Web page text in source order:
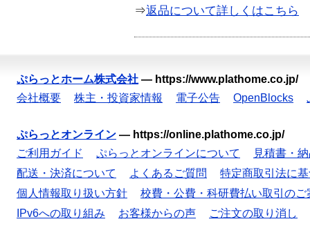
⇒返品について詳しくはこちら
ぷらっとホーム株式会社 — https://www.plathome.co.jp/
会社概要
株主・投資家情報 電子公告 OpenBlocks
ぷらっとオンライン — https://online.plathome.co.jp/
ご利用ガイド
ぷらっとオンラインについて
見積書・
配送・決済について
よくあるご質問
特定商取引法に
個人情報取り扱い方針
校費・公費・科研費払い取引のご
IPv6への取り組み
お客様からの声 ご注文の取り消し